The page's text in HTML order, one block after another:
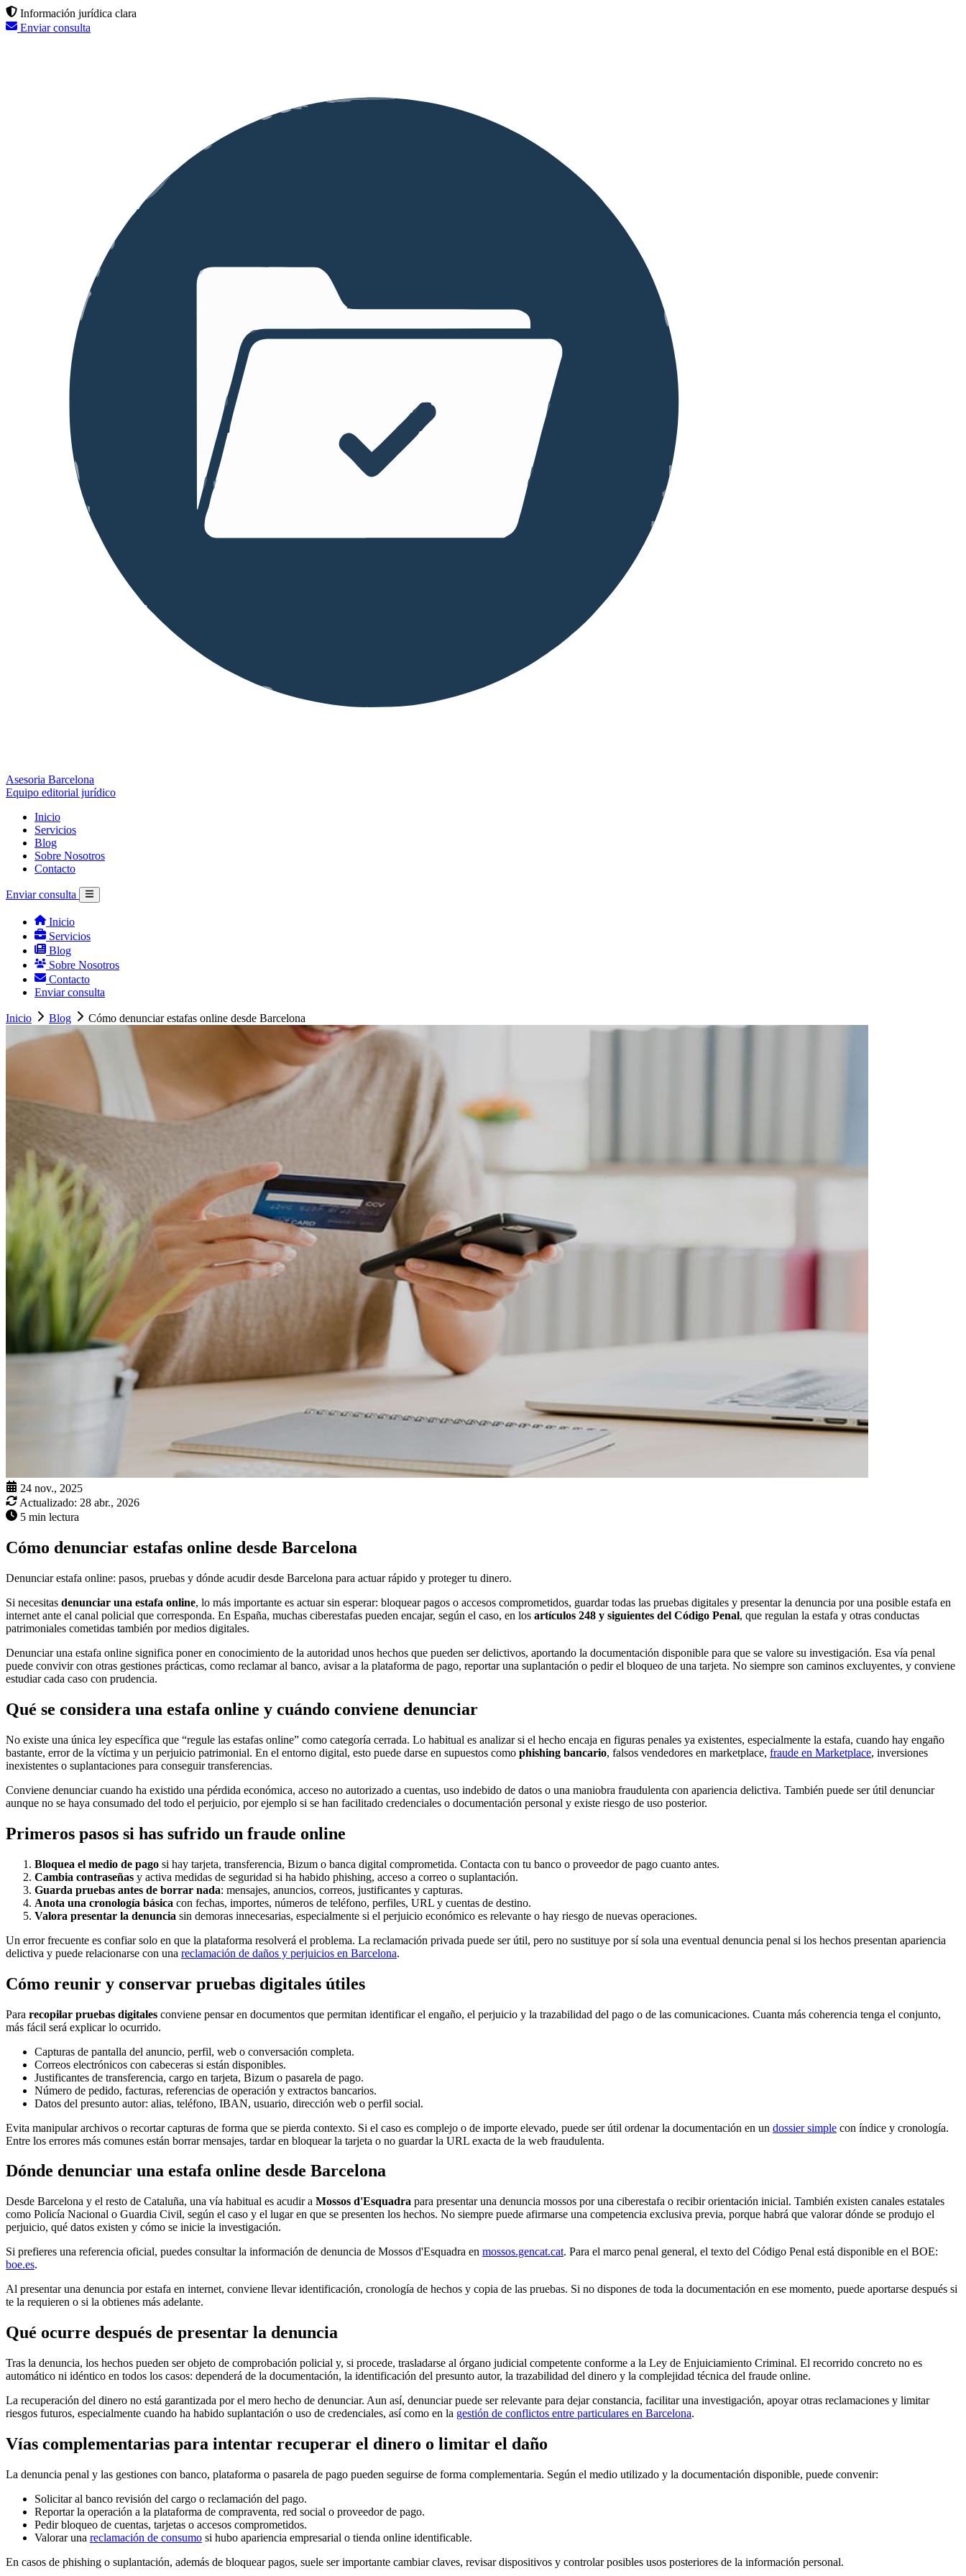
Información jurídica clara
Enviar consulta
Asesoria Barcelona
Equipo editorial jurídico
Inicio
Servicios
Blog
Sobre Nosotros
Contacto
Enviar consulta
Inicio
Servicios
Blog
Sobre Nosotros
Contacto
Enviar consulta
Inicio Blog Cómo denunciar estafas online desde Barcelona
24 nov., 2025
Actualizado: 28 abr., 2026
5 min lectura
Cómo denunciar estafas online desde Barcelona
Denunciar estafa online: pasos, pruebas y dónde acudir desde Barcelona para actuar rápido y proteger tu dinero.
Si necesitas denunciar una estafa online, lo más importante es actuar sin esperar: bloquear pagos o accesos comprometidos, guardar todas las pruebas digitales y presentar la denuncia por una posible estafa en
internet ante el canal policial que corresponda. En España, muchas ciberestafas pueden encajar, según el caso, en los artículos 248 y siguientes del Código Penal, que regulan la estafa y otras conductas
patrimoniales cometidas también por medios digitales.
Denunciar una estafa online significa poner en conocimiento de la autoridad unos hechos que pueden ser delictivos, aportando la documentación disponible para que se valore su investigación. Esa vía penal
puede convivir con otras gestiones prácticas, como reclamar al banco, avisar a la plataforma de pago, reportar una suplantación o pedir el bloqueo de una tarjeta. No siempre son caminos excluyentes, y conviene
estudiar cada caso con prudencia.
Qué se considera una estafa online y cuándo conviene denunciar
No existe una única ley específica que “regule las estafas online” como categoría cerrada. Lo habitual es analizar si el hecho encaja en figuras penales ya existentes, especialmente la estafa, cuando hay engaño
bastante, error de la víctima y un perjuicio patrimonial. En el entorno digital, esto puede darse en supuestos como phishing bancario, falsos vendedores en marketplace, fraude en Marketplace, inversiones
inexistentes o suplantaciones para conseguir transferencias.
Conviene denunciar cuando ha existido una pérdida económica, acceso no autorizado a cuentas, uso indebido de datos o una maniobra fraudulenta con apariencia delictiva. También puede ser útil denunciar
aunque no se haya consumado del todo el perjuicio, por ejemplo si se han facilitado credenciales o documentación personal y existe riesgo de uso posterior.
Primeros pasos si has sufrido un fraude online
Bloquea el medio de pago si hay tarjeta, transferencia, Bizum o banca digital comprometida. Contacta con tu banco o proveedor de pago cuanto antes.
Cambia contraseñas y activa medidas de seguridad si ha habido phishing, acceso a correo o suplantación.
Guarda pruebas antes de borrar nada: mensajes, anuncios, correos, justificantes y capturas.
Anota una cronología básica con fechas, importes, números de teléfono, perfiles, URL y cuentas de destino.
Valora presentar la denuncia sin demoras innecesarias, especialmente si el perjuicio económico es relevante o hay riesgo de nuevas operaciones.
Un error frecuente es confiar solo en que la plataforma resolverá el problema. La reclamación privada puede ser útil, pero no sustituye por sí sola una eventual denuncia penal si los hechos presentan apariencia
delictiva y puede relacionarse con una reclamación de daños y perjuicios en Barcelona.
Cómo reunir y conservar pruebas digitales útiles
Para recopilar pruebas digitales conviene pensar en documentos que permitan identificar el engaño, el perjuicio y la trazabilidad del pago o de las comunicaciones. Cuanta más coherencia tenga el conjunto,
más fácil será explicar lo ocurrido.
Capturas de pantalla del anuncio, perfil, web o conversación completa.
Correos electrónicos con cabeceras si están disponibles.
Justificantes de transferencia, cargo en tarjeta, Bizum o pasarela de pago.
Número de pedido, facturas, referencias de operación y extractos bancarios.
Datos del presunto autor: alias, teléfono, IBAN, usuario, dirección web o perfil social.
Evita manipular archivos o recortar capturas de forma que se pierda contexto. Si el caso es complejo o de importe elevado, puede ser útil ordenar la documentación en un dossier simple con índice y cronología.
Entre los errores más comunes están borrar mensajes, tardar en bloquear la tarjeta o no guardar la URL exacta de la web fraudulenta.
Dónde denunciar una estafa online desde Barcelona
Desde Barcelona y el resto de Cataluña, una vía habitual es acudir a Mossos d'Esquadra para presentar una denuncia mossos por una ciberestafa o recibir orientación inicial. También existen canales estatales
como Policía Nacional o Guardia Civil, según el caso y el lugar en que se presenten los hechos. No siempre puede afirmarse una competencia exclusiva previa, porque habrá que valorar dónde se produjo el
perjuicio, qué datos existen y cómo se inicie la investigación.
Si prefieres una referencia oficial, puedes consultar la información de denuncia de Mossos d'Esquadra en mossos.gencat.cat. Para el marco penal general, el texto del Código Penal está disponible en el BOE:
boe.es.
Al presentar una denuncia por estafa en internet, conviene llevar identificación, cronología de hechos y copia de las pruebas. Si no dispones de toda la documentación en ese momento, puede aportarse después si
te la requieren o si la obtienes más adelante.
Qué ocurre después de presentar la denuncia
Tras la denuncia, los hechos pueden ser objeto de comprobación policial y, si procede, trasladarse al órgano judicial competente conforme a la Ley de Enjuiciamiento Criminal. El recorrido concreto no es
automático ni idéntico en todos los casos: dependerá de la documentación, la identificación del presunto autor, la trazabilidad del dinero y la complejidad técnica del fraude online.
La recuperación del dinero no está garantizada por el mero hecho de denunciar. Aun así, denunciar puede ser relevante para dejar constancia, facilitar una investigación, apoyar otras reclamaciones y limitar
riesgos futuros, especialmente cuando ha habido suplantación o uso de credenciales, así como en la gestión de conflictos entre particulares en Barcelona.
Vías complementarias para intentar recuperar el dinero o limitar el daño
La denuncia penal y las gestiones con banco, plataforma o pasarela de pago pueden seguirse de forma complementaria. Según el medio utilizado y la documentación disponible, puede convenir:
Solicitar al banco revisión del cargo o reclamación del pago.
Reportar la operación a la plataforma de compraventa, red social o proveedor de pago.
Pedir bloqueo de cuentas, tarjetas o accesos comprometidos.
Valorar una reclamación de consumo si hubo apariencia empresarial o tienda online identificable.
En casos de phishing o suplantación, además de bloquear pagos, suele ser importante cambiar claves, revisar dispositivos y controlar posibles usos posteriores de la información personal.